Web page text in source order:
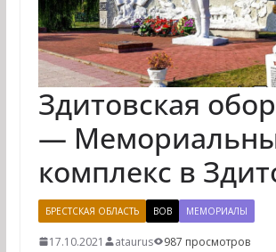
Здитовская
—
комплекс в
БРЕСТСКАЯ ОБЛАСТЬ ВОВ МЕМОРИАЛЫ
17.10.2021 ataurus
987 просмотров